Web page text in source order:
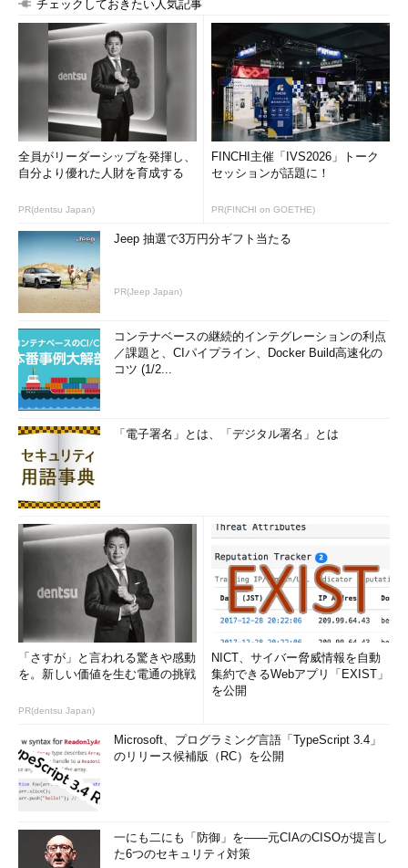
files
-T
ファ
from=ファ
対象とするファイル名を指定したファイルから読み込む
--unquote
「-T」で読み込んだファイル名の引用符を外す（デフォル
ト）
-X
ファ
--exclude-
from=ファ
除外するファイル名をファイルから読み込む
アーカイブを展開する（拡張子は「.tar.gz」または
-j
--bzip2
れたアーカイブを展開する（拡張子は.tar.bz2）
compress,
--
で圧縮されたアーカイブを展開する（拡張子は
「.tar.Z」）
-W --verify
アーカイブに含まれているファイルの内容を知りたい場合は、
」オプションを使います。「 tar -tf アーカイブファイル名」
でファイルのリストが表示されます。さらに、詳細を表示する
」オプションを追加して「 tar -tvf アーカイブファイル名」
とするとタイムスタンプやファイルサイズなど含めた内容が表示
されます（画面1）。
コマンド実行例
tar -tf data0809.tgz
（アーカイブファイル「data0809.tgz」の内容を表示する）
（アーカイブファイル「data0809.tgz」の内容を詳細も含め
チェックしておきたい人気記事
全員がリーダーシップを発揮し、
自分より優れた人財を育成する
PR(dentsu Japan)
FINCHI主催「IVS2026」トーク
セッションが話題に！
PR(FINCHI on GOETHE)
Jeep 抽選で3万円分ギフト当たる
PR(Jeep Japan)
コンテナベースの継続的インテグレーションの利点
／課題と、CIパイプライン、Docker Build高速化の
コツ (1/2...
「電子署名」とは、「デジタル署名」とは
「さすが」と言われる驚きや感動
を。新しい価値を生む電通の挑戦
PR(dentsu Japan)
NICT、サイバー脅威情報を自動
集約できるWebアプリ「EXIST」
を公開
Microsoft、プログラミング言語「TypeScript 3.4」
のリリース候補版（RC）を公開
一にも二にも「防御」を――元CIAのCISOが提言し
た6つのセキュリティ対策